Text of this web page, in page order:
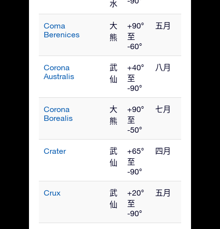
水
Coma
Berenices
大
熊
+90°
至
-60°
五月
Corona
Australis
武
仙
+40°
至
-90°
八月
Corona
Borealis
大
熊
+90°
至
-50°
七月
Crater
武
仙
+65°
至
-90°
四月
Crux
武
仙
+20°
至
-90°
五月